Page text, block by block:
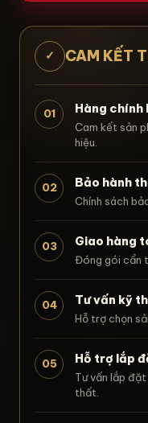
✓ CAM KẾT
01 Hàng chính
Cam kết sản
hiệu.
02 Bảo hành
Chính sách
03 Giao hàng
Đóng gói cẩn
04 Tư vấn kỹ
Hỗ trợ chọn
05 Hỗ trợ lắp
Tư vấn lắp
thất.